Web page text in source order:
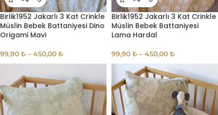
Birlik1952 Jakarlı 3 Kat Crinkle
Müslin Bebek Battaniyesi Dino
Origami Mavi
99,90 ₺ – 450,00 ₺
Birlik1952 Jakarlı 3 Kat Crinkle
Müslin Bebek Battaniyesi
Lama Hardal
99,90 ₺ – 450,00 ₺